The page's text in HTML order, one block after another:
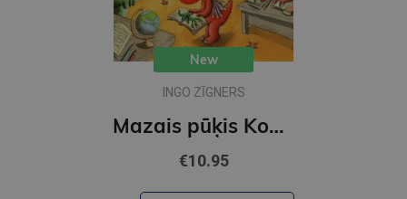
New
INGO ZĪGNERS
Mazais pūķis Kokosrieksts satraukumi Pūķu skolā
€10.95